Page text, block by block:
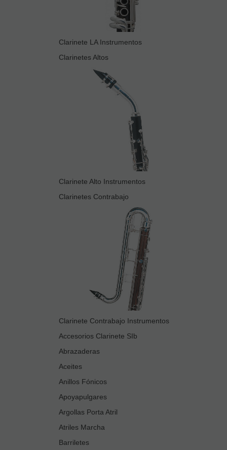
Clarinete LA Instrumentos
Clarinetes Altos
Clarinete Alto Instrumentos
Clarinetes Contrabajo
Clarinete Contrabajo Instrumentos
Accesorios Clarinete SIb
Abrazaderas
Aceites
Anillos Fónicos
Apoyapulgares
Argollas Porta Atril
Atriles Marcha
Barriletes